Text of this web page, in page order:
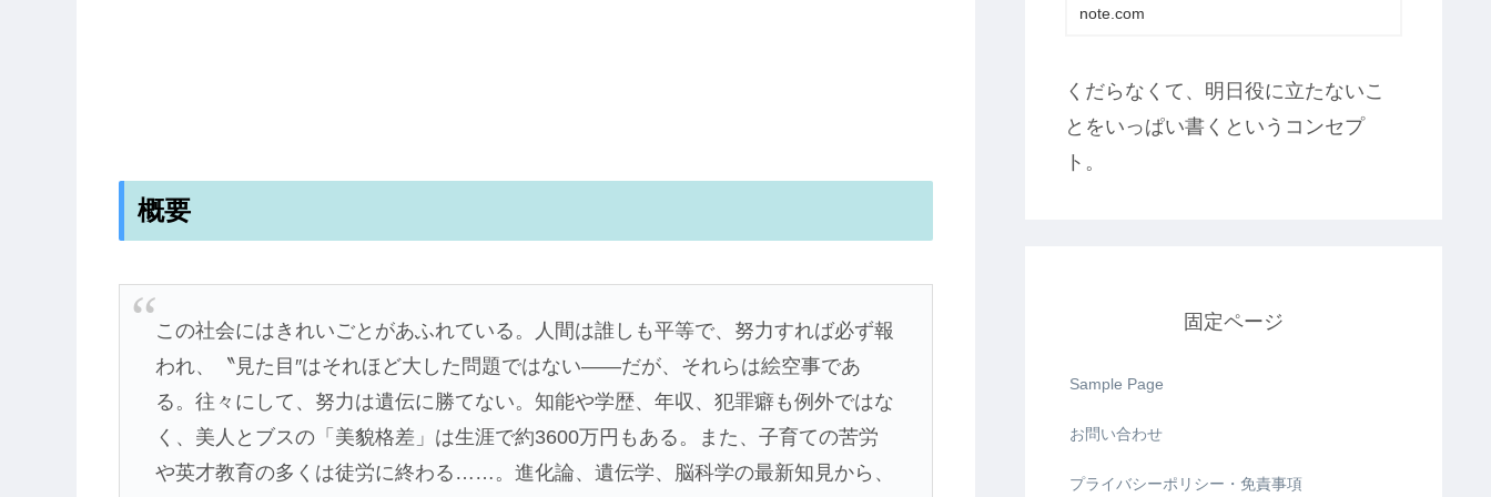
概要
この社会にはきれいごとがあふれている。人間は誰しも平等で、努力すれば必ず報
われ、〝見た目″はそれほど大した問題ではない――だが、それらは絵空事であ
る。往々にして、努力は遺伝に勝てない。知能や学歴、年収、犯罪癖も例外ではな
く、美人とブスの「美貌格差」は生涯で約3600万円もある。また、子育ての苦労
や英才教育の多くは徒労に終わる……。進化論、遺伝学、脳科学の最新知見から、
note.com
くだらなくて、明日役に立たないこ
とをいっぱい書くというコンセプ
ト。
固定ページ
Sample Page
お問い合わせ
プライバシーポリシー・免責事項